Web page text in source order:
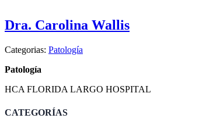
Dra. Carolina Wallis
Categorias: Patología
Patología
HCA FLORIDA LARGO HOSPITAL
CATEGORÍAS